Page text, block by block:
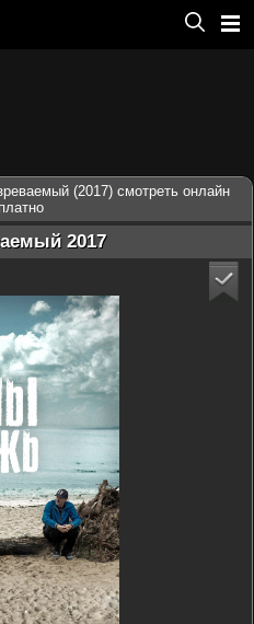
(2017) смотреть онлайн
2017